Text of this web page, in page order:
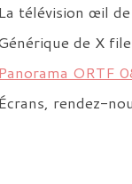
La télévision œil
de X
Panorama ORTF
Écrans, rendez-